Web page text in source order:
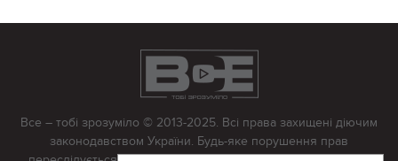
Все – тобі зрозуміло © 2013-2025. Всі права захищені діючим
законодавством України. Будь-яке порушення прав